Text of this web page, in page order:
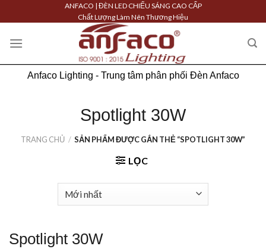
to
content
ANFACO | ĐÈN LED CHIẾU SÁNG CAO CẤP
Chất Lượng Làm Nên Thương Hiệu
Anfaco Lighting - Trung tâm phân phối Đèn Anfaco
Spotlight 30W
TRANG CHỦ / SẢN PHẨM ĐƯỢC GẮN THẺ “SPOTLIGHT 30W”
LỌC
Spotlight 30W